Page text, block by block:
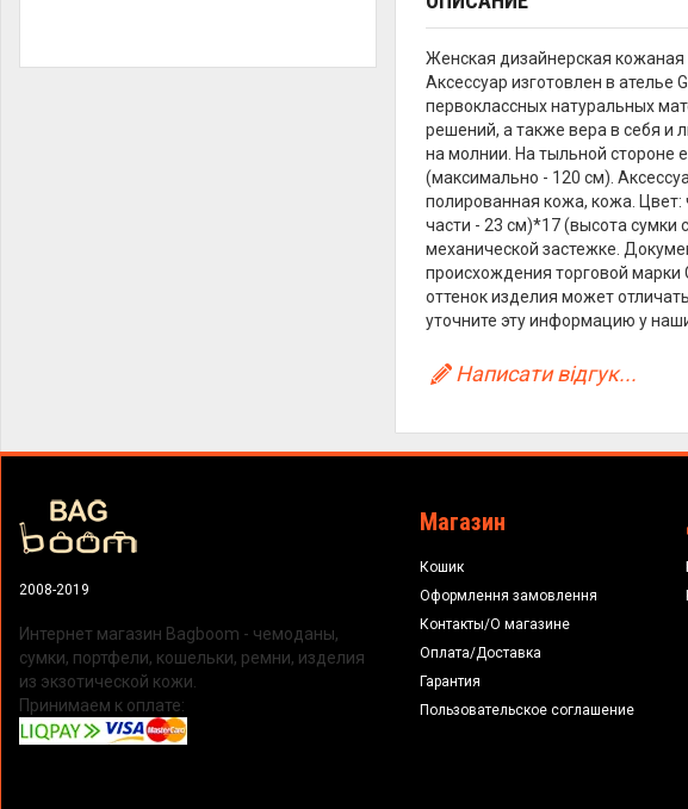
Женская дизайнерская кожаная
Аксессуар изготовлен в ателье
первоклассных натуральных
решений, а также вера в себя и
на молнии. На тыльной стороне
(максимально - 120 см).
полированная кожа, кожа.
части - 23 см)*17 (высота
механической застежке.
происхождения торговой марки
оттенок изделия может
уточните эту информацию у
Написати відгук...
2008-2019
Интернет магазин Bagboom - чемоданы,
сумки, портфели, кошельки, ремни, изделия
из экзотической кожи.
Принимаем к оплате:
Магазин
Кошик
Оформлення замовлення
Контакты/О магазине
Оплата/Доставка
Гарантия
Пользовательское соглашение